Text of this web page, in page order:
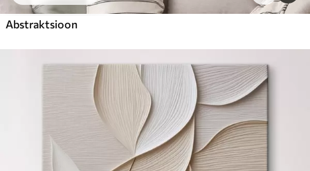
Abstraktsioon